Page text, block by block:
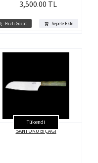
Hızlı Gözat Sepete Ekle
3,500.00 TL
Tükendi
SANTOKU BIÇAĞI